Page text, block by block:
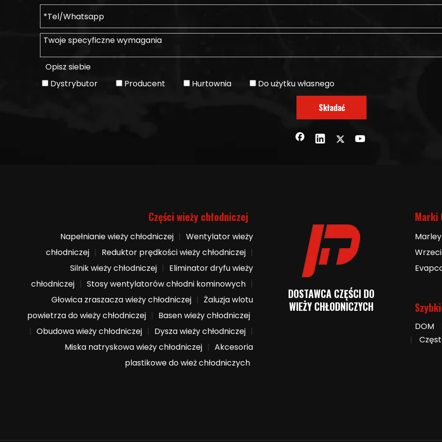
Opisz siebie
Dystrybutor
Producent Hurtownia Do użytku własnego
Składać
Części wieży chłodniczej
Napełnianie wieży chłodniczej | Wentylator wieży
chłodniczej | Reduktor prędkości wieży chłodniczej |
Silnik wieży chłodniczej | Eliminator dryfu wieży
chłodniczej | Stosy wentylatorów chłodni kominowych |
Głowica zraszacza wieży chłodniczej | Żaluzja wlotu
powietrza do wieży chłodniczej | Basen wieży chłodniczej
| Obudowa wieży chłodniczej | Dysza wieży chłodniczej |
Miska natryskowa wieży chłodniczej | Akcesoria
plastikowe do wież chłodniczych
DOSTAWCA CZĘŚCI DO
WIEŻY CHŁODNICZYCH
Marki
DOM
|